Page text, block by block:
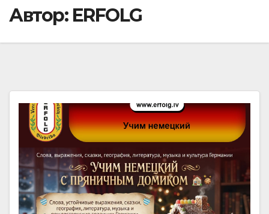
Автор: ERFOLG